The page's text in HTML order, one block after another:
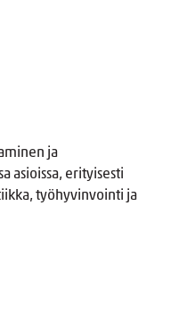
ja
asioissa, erityisesti
työhyvinvointi ja